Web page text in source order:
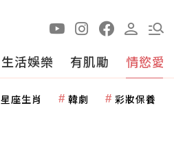
生活娛樂 有肌勵 情慾愛
星座生肖 韓劇 彩妝保養